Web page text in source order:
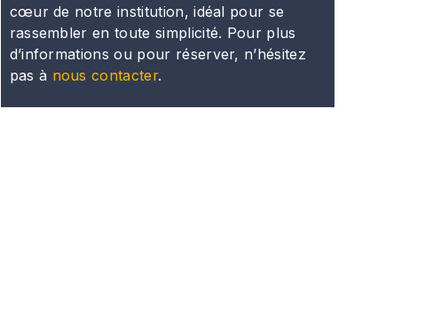
cœur de notre institution, idéal pour se
rassembler en toute simplicité. Pour plus
d’informations ou pour réserver, n’hésitez
pas à nous contacter.